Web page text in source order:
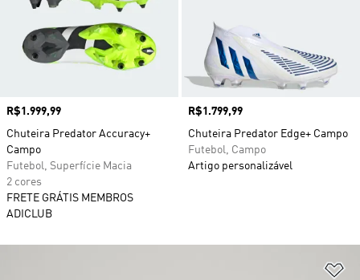
Preço
R$1.999,99
Chuteira Predator Accuracy+
Campo
Futebol, Superfície Macia
2 cores
FRETE GRÁTIS MEMBROS
ADICLUB
Preço
R$1.799,99
Chuteira Predator Edge+ Campo
Futebol, Campo
Artigo personalizável